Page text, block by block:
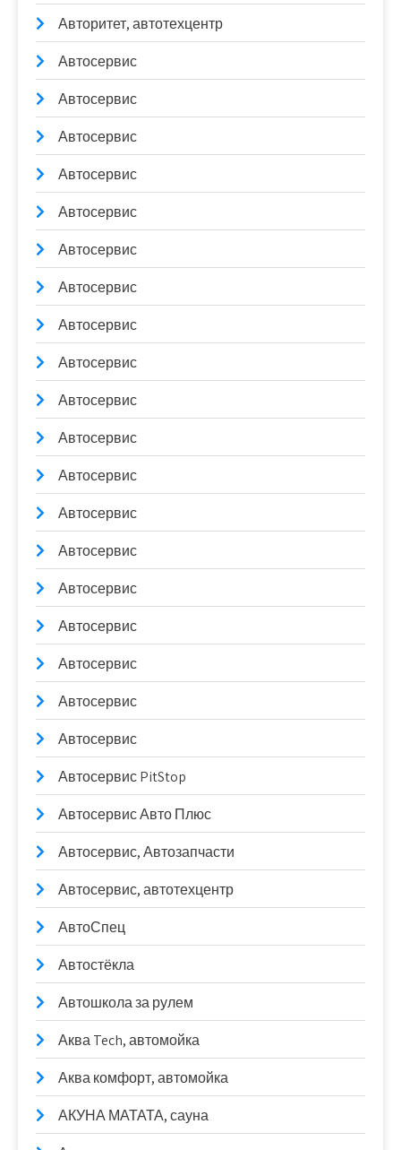
Авторитет, автотехцентр
Автосервис
Автосервис
Автосервис
Автосервис
Автосервис
Автосервис
Автосервис
Автосервис
Автосервис
Автосервис
Автосервис
Автосервис
Автосервис
Автосервис
Автосервис
Автосервис
Автосервис
Автосервис
Автосервис
Автосервис PitStop
Автосервис Авто Плюс
Автосервис, Автозапчасти
Автосервис, автотехцентр
АвтоСпец
Автостёкла
Автошкола за рулем
Аква Tech, автомойка
Аква комфорт, автомойка
АКУНА МАТАТА, сауна